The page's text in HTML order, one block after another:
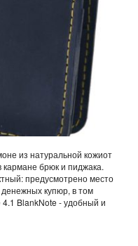
из натуральной кожиот
брюк и пиджака.
предусмотрено место
денежных купюр, в том
BlankNote - удобный и